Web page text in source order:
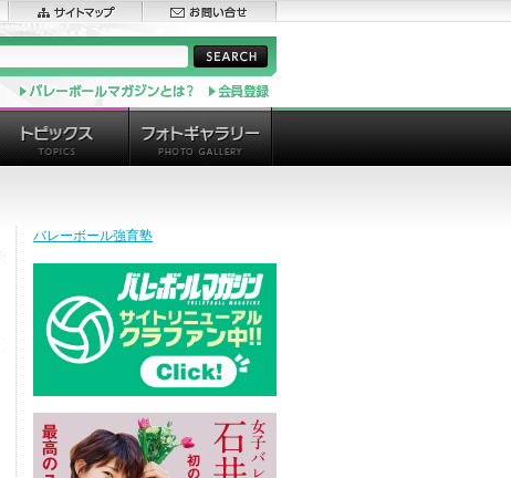
バレーボール強育塾